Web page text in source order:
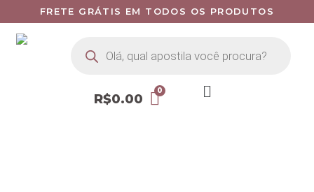
FRETE GRÁTIS EM TODOS OS PRODUTOS
R$0.00